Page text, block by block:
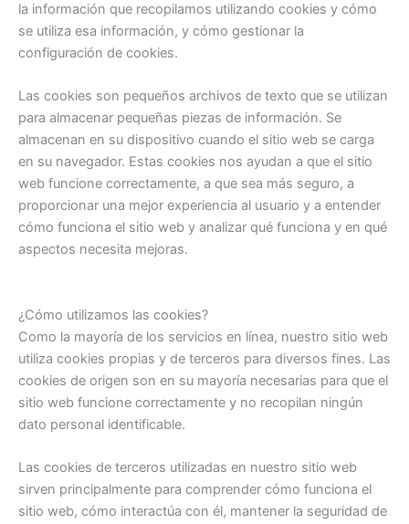
la información que recopilamos utilizando cookies y cómo
se utiliza esa información, y cómo gestionar la
configuración de cookies.
Las cookies son pequeños archivos de texto que se utilizan
para almacenar pequeñas piezas de información. Se
almacenan en su dispositivo cuando el sitio web se carga
en su navegador. Estas cookies nos ayudan a que el sitio
web funcione correctamente, a que sea más seguro, a
proporcionar una mejor experiencia al usuario y a entender
cómo funciona el sitio web y analizar qué funciona y en qué
aspectos necesita mejoras.
¿Cómo utilizamos las cookies?
Como la mayoría de los servicios en línea, nuestro sitio web
utiliza cookies propias y de terceros para diversos fines. Las
cookies de origen son en su mayoría necesarias para que el
sitio web funcione correctamente y no recopilan ningún
dato personal identificable.
Las cookies de terceros utilizadas en nuestro sitio web
sirven principalmente para comprender cómo funciona el
sitio web, cómo interactúa con él, mantener la seguridad de